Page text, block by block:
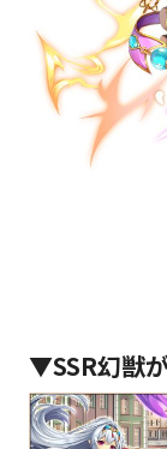
▼SSR幻獣